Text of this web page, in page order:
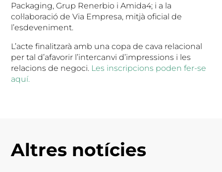
Packaging, Grup Renerbio i Amida4; i a la
col·laboració de Via Empresa, mitjà oficial de
l’esdeveniment.
L’acte finalitzarà amb una copa de cava relacional
per tal d’afavorir l’intercanvi d’impressions i les
relacions de negoci. Les inscripcions poden fer-se
aquí.
Altres notícies